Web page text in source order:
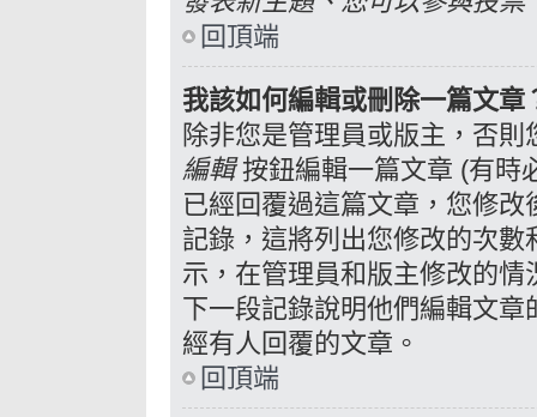
回頂端
我該如何編輯或刪除一篇文章
除非您是管理員或版主，否
編輯按鈕編輯一篇文章 (有時
已經回覆過這篇文章，您修
記錄，這將列出您修改的次
示，在管理員和版主修改的
下一段記錄說明他們編輯文
經有人回覆的文章。
回頂端